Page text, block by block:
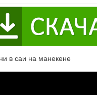
в саи на манекене